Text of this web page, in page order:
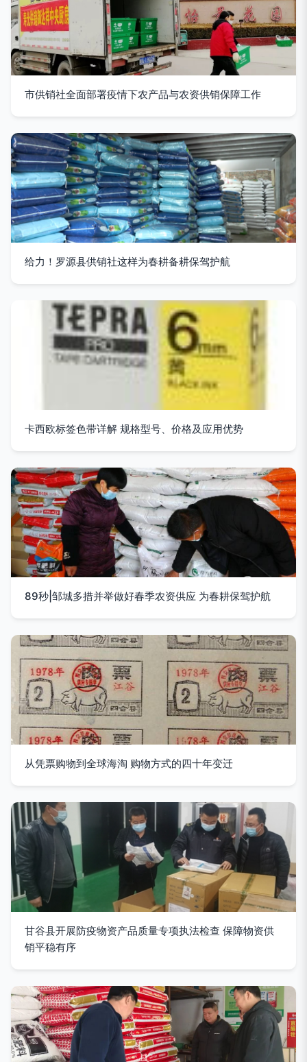
市供销社全面部署疫情下农产品与农资供销保障工作
给力！罗源县供销社这样为春耕备耕保驾护航
卡西欧标签色带详解 规格型号、价格及应用优势
89秒|邹城多措并举做好春季农资供应 为春耕保驾护航
从凭票购物到全球海淘 购物方式的四十年变迁
甘谷县开展防疫物资产品质量专项执法检查 保障物资供
销平稳有序